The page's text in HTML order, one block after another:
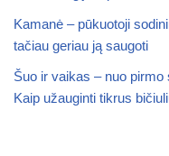
Kamanė – pūkuotoji
tačiau geriau ją saugoti
Šuo ir vaikas – nuo
Kaip užauginti tikrus